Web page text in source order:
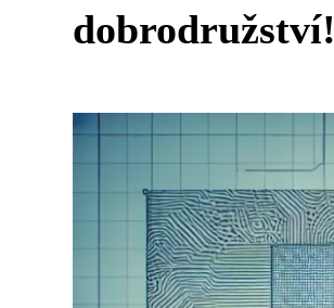
dobrodružství!